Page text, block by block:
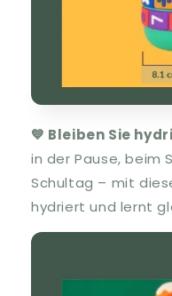
💙 Bleiben Sie
in der Pause, beim
Schultag – mit
hydriert und lernt